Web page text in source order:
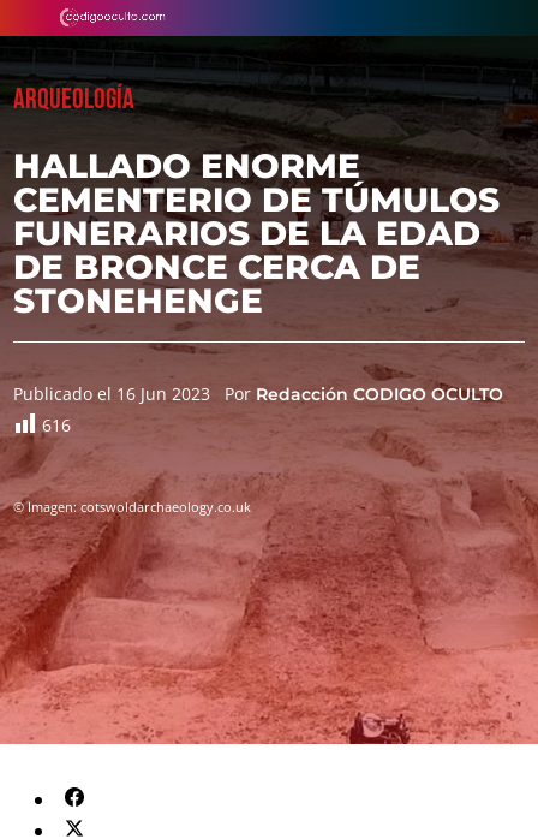
ARQUEOLOGÍA
HALLADO ENORME
CEMENTERIO DE TÚMULOS
FUNERARIOS DE LA EDAD
DE BRONCE CERCA DE
STONEHENGE
Publicado el 16 Jun 2023 Por Redacción CODIGO OCULTO
616
© Imagen: cotswoldarchaeology.co.uk